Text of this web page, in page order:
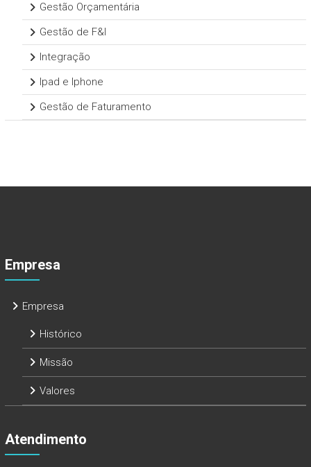
Gestão Orçamentária
Gestão de F&I
Integração
Ipad e Iphone
Gestão de Faturamento
Empresa
Empresa
Histórico
Missão
Valores
Atendimento